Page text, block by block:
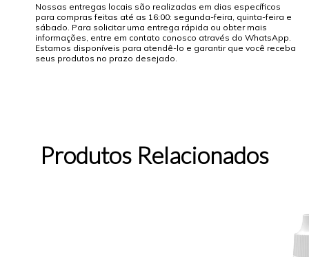
Nossas entregas locais são realizadas em dias específicos
para compras feitas até as 16:00: segunda-feira, quinta-feira e
sábado. Para solicitar uma entrega rápida ou obter mais
informações, entre em contato conosco através do WhatsApp.
Estamos disponíveis para atendê-lo e garantir que você receba
seus produtos no prazo desejado.
Produtos Relacionados